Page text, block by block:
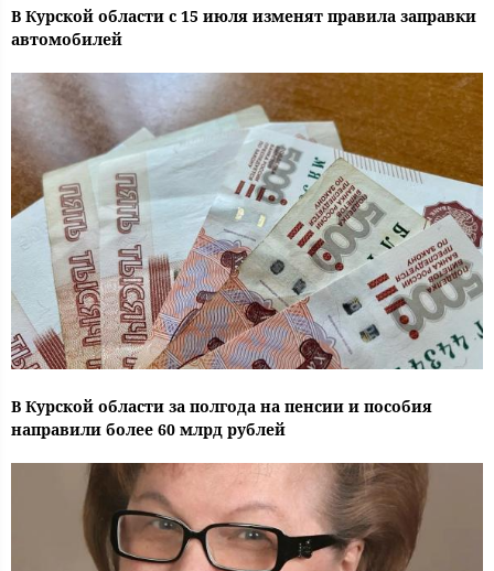
В Курской области с 15 июля изменят правила заправки
автомобилей
В Курской области за полгода на пенсии и пособия
направили более 60 млрд рублей